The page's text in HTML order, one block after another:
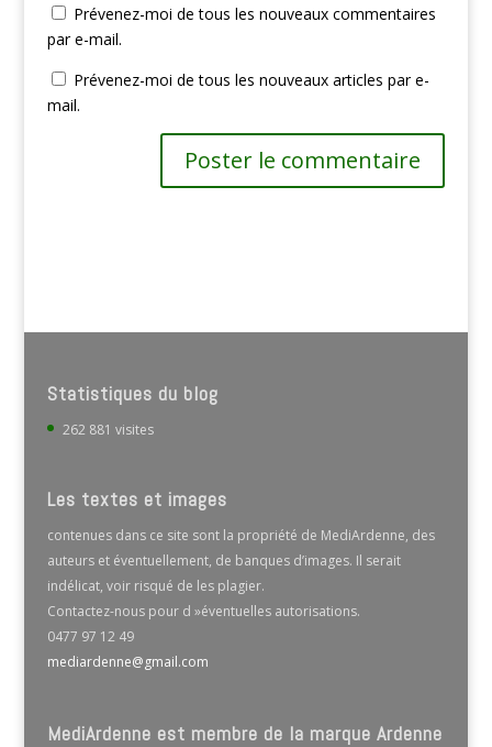
Prévenez-moi de tous les nouveaux commentaires
par e-mail.
Prévenez-moi de tous les nouveaux articles par e-
mail.
Statistiques du blog
262 881 visites
Les textes et images
contenues dans ce site sont la propriété de MediArdenne, des
auteurs et éventuellement, de banques d’images. Il serait
indélicat, voir risqué de les plagier.
Contactez-nous pour d »éventuelles autorisations.
0477 97 12 49
mediardenne@gmail.com
MediArdenne est membre de la marque Ardenne